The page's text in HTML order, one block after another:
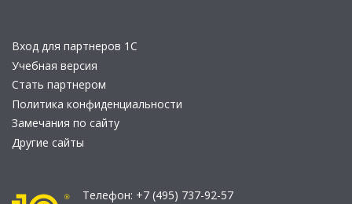
Вход для партнеров 1С
Учебная версия
Стать партнером
Политика конфиденциальности
Замечания по сайту
Другие сайты
Телефон: +7 (495) 737-92-57